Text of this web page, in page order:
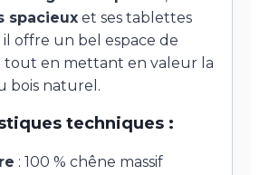
spacieux et ses tablettes
offre un bel espace de
tout en mettant en valeur la
bois naturel.
techniques :
: 100 % chêne massif